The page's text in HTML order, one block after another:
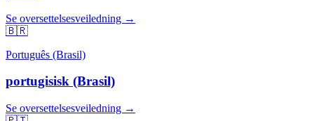
Se oversettelsesveiledning →
🇧🇷
Português (Brasil)
portugisisk (Brasil)
Se oversettelsesveiledning →